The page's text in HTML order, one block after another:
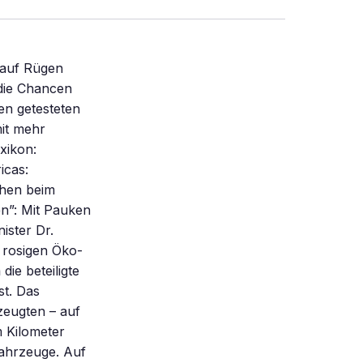
von Akkumulatoren mit einem spezifischen Energieinhalt von mindestens 80 Wattstunden pro Kilogramm (Wh/kg). Langfristig sollen sogar 200 Wh/kg erreicht werden. Von solchen Leistungen sind die heute verwendbaren Speichersysteme für Elektroautos (Bedingung: viersitziger Fahrgastraum, Batterien nur im Kofferraum) weit entfernt: Blei-Akkumulatoren: Ihre Energiedichte von 30 Wh/kg ermöglicht einem Fahrzeug von einer Tonne Gewicht etwa 50 Kilometer Reichweite. Batteriekosten, bezogen auf den entnommenen Strom: etwa 375 Mark pro Kilowattstunde. Nickel/Kadmium-Akkumulatoren: Sie erreichen 50 Wh/kg Energiedichte. Das eine Tonne wiegende E-Mobil kommt damit zirka 100 Kilometer weit. Batteriekosten: etwa 1000 Mark pro Kilowattstunde. Nickel/Metallhydrid-Akkumulatoren: Mit 80 Wh/kg Energiedichte können sie – allerdings erst als Prototypen verfügbar – einem Ein-Tonnen-Elektroauto etwa 160 Kilometer Reichweite verleihen. Batteriekosten: 2000 Mark pro Kilowattstunde. Zink/Luft-Akkumulatoren: Wegen des großen Gewichts nur für schwere Nutzfahrzeuge geeignet. Große Hoffnungen setzen die Batterieforscher auf Hochtemperatur- Akkumula